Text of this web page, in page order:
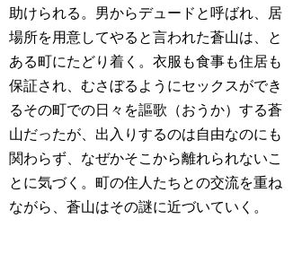
助けられる。男からデュードと呼ばれ、居
場所を用意してやると言われた蒼山は、と
ある町にたどり着く。衣服も食事も住居も
保証され、むさぼるようにセックスができ
るその町での日々を謳歌（おうか）する蒼
山だったが、出入りするのは自由なのにも
関わらず、なぜかそこから離れられないこ
とに気づく。町の住人たちとの交流を重ね
ながら、蒼山はその謎に近づいていく。